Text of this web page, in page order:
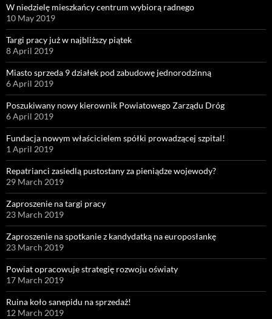
W niedzielę mieszkańcy centrum wybiorą radnego
10 May 2019
Targi pracy już w najbliższy piątek
8 April 2019
Miasto sprzeda 9 działek pod zabudowę jednorodzinną
6 April 2019
Poszukiwany nowy kierownik Powiatowego Zarządu Dróg
6 April 2019
Fundacja nowym właścicielem spółki prowadzącej szpital!
1 April 2019
Repatrianci zasiedlą pustostany za pieniądze wojewody?
29 March 2019
Zaproszenie na targi pracy
23 March 2019
Zaproszenie na spotkanie z kandydatką na europosłankę
23 March 2019
Powiat opracowuje strategię rozwoju oświaty
17 March 2019
Ruina koło sanepidu na sprzedaż!
12 March 2019